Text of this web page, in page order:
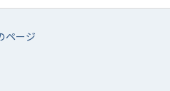
ページ